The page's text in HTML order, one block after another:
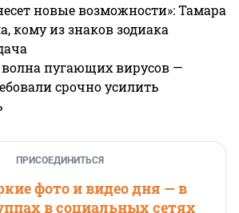
новые возможности»: Тамара
кому из знаков зодиака
волна пугающих вирусов —
срочно усилить
ПРИСОЕДИНИТЬСЯ
фото и видео дня — в
в социальных сетях